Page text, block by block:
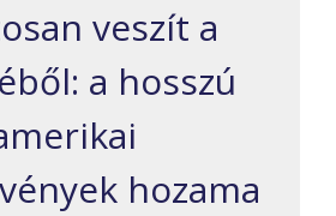
veszít a
a hosszú
hozama